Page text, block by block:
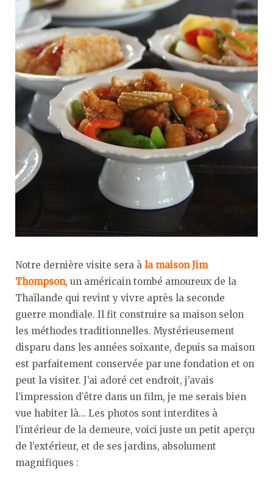
Notre dernière visite sera à la maison Jim
Thompson, un américain tombé amoureux de la
Thaïlande qui revint y vivre après la seconde
guerre mondiale. Il fit construire sa maison selon
les méthodes traditionnelles. Mystérieusement
disparu dans les années soixante, depuis sa maison
est parfaitement conservée par une fondation et on
peut la visiter. J’ai adoré cet endroit, j’avais
l’impression d’être dans un film, je me serais bien
vue habiter là… Les photos sont interdites à
l’intérieur de la demeure, voici juste un petit aperçu
de l’extérieur, et de ses jardins, absolument
magnifiques :